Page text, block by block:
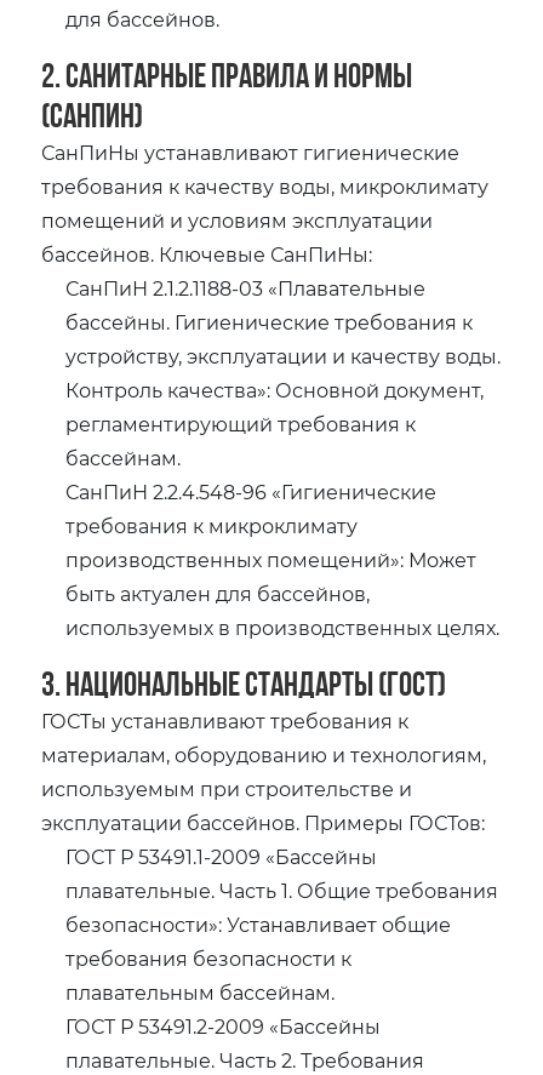
для бассейнов.
2. Санитарные правила и нормы
(СанПиН)
СанПиНы устанавливают гигиенические
требования к качеству воды, микроклимату
помещений и условиям эксплуатации
бассейнов. Ключевые СанПиНы:
СанПиН 2.1.2.1188-03 «Плавательные
бассейны. Гигиенические требования к
устройству, эксплуатации и качеству воды.
Контроль качества»: Основной документ,
регламентирующий требования к
бассейнам.
СанПиН 2.2.4.548-96 «Гигиенические
требования к микроклимату
производственных помещений»: Может
быть актуален для бассейнов,
используемых в производственных целях.
3. Национальные стандарты (ГОСТ)
ГОСТы устанавливают требования к
материалам, оборудованию и технологиям,
используемым при строительстве и
эксплуатации бассейнов. Примеры ГОСТов:
ГОСТ Р 53491.1-2009 «Бассейны
плавательные. Часть 1. Общие требования
безопасности»: Устанавливает общие
требования безопасности к
плавательным бассейнам.
ГОСТ Р 53491.2-2009 «Бассейны
плавательные. Часть 2. Требования